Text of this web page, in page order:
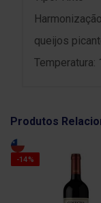
queijos
Temperatura:
Produtos
-14%